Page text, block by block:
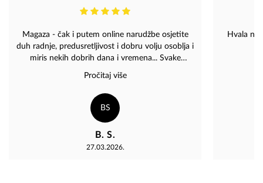
Magaza - čak i putem online narudžbe osjetite
duh radnje, predusretljivost i dobru volju osoblja i
miris nekih dobrih dana i vremena... Svake
pohvale za divno osmišljene poklone koji će
sigurno svakoga ostaviti bez teksta i sa
osmijehom na licu... Brankica
Pročitaj više
BS
B. S.
27.03.2026.
Hvala na